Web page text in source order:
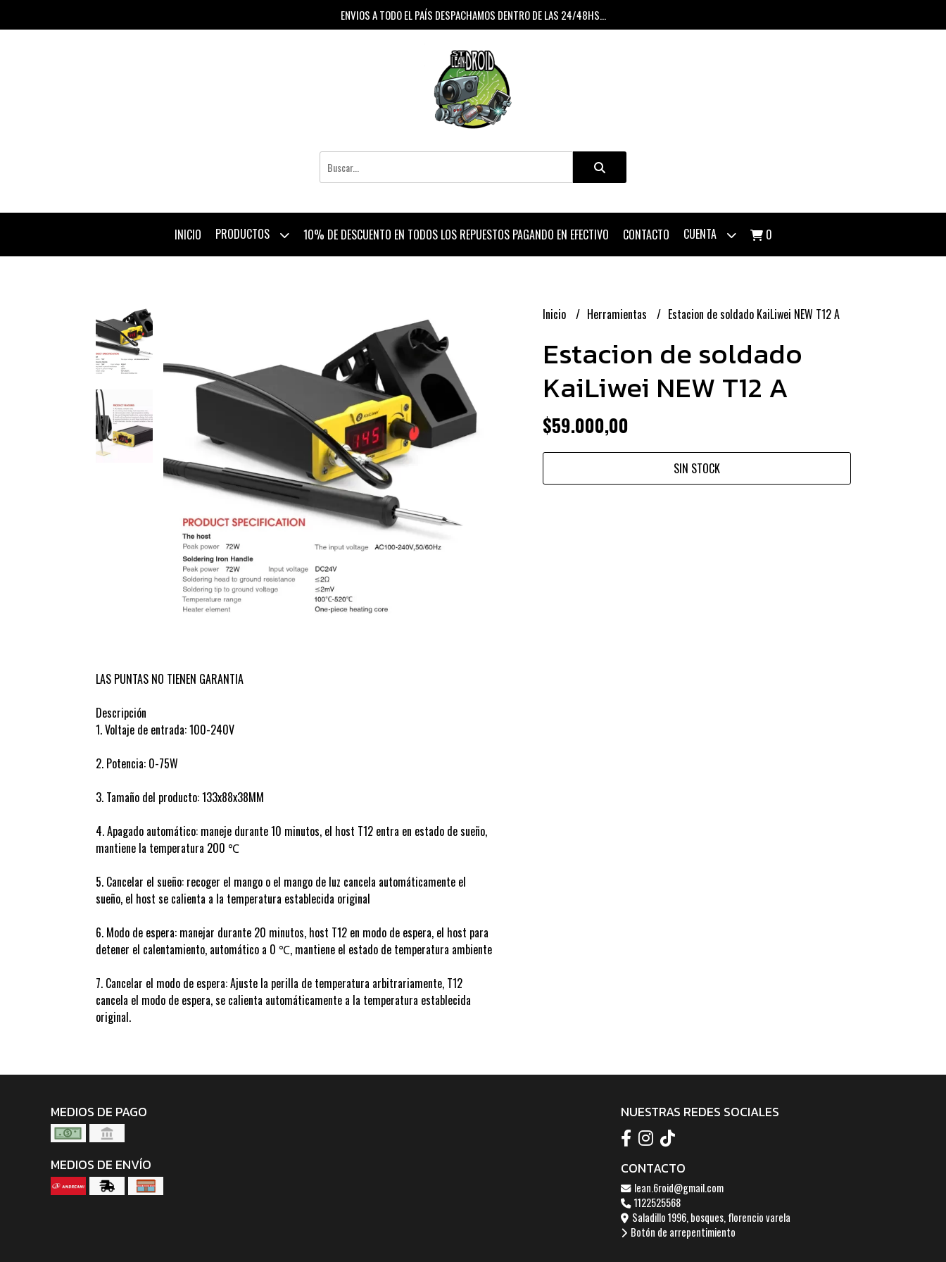
ENVIOS A TODO EL PAÍS DESPACHAMOS DENTRO DE LAS 24/48HS...
INICIO PRODUCTOS 10% DE DESCUENTO EN TODOS LOS REPUESTOS PAGANDO EN EFECTIVO CONTACTO CUENTA 0
LAS PUNTAS NO TIENEN GARANTIA
Descripción
1. Voltaje de entrada: 100-240V
2. Potencia: 0-75W
3. Tamaño del producto: 133x88x38MM
4. Apagado automático: maneje durante 10 minutos, el host T12 entra en estado de sueño,
mantiene la temperatura 200 ℃
5. Cancelar el sueño: recoger el mango o el mango de luz cancela automáticamente el
sueño, el host se calienta a la temperatura establecida original
6. Modo de espera: manejar durante 20 minutos, host T12 en modo de espera, el host para
detener el calentamiento, automático a 0 ℃, mantiene el estado de temperatura ambiente
7. Cancelar el modo de espera: Ajuste la perilla de temperatura arbitrariamente, T12
cancela el modo de espera, se calienta automáticamente a la temperatura establecida
original.
Inicio Herramientas Estacion de soldado KaiLiwei NEW T12 A
Estacion de soldado
KaiLiwei NEW T12 A
$59.000,00
SIN STOCK
MEDIOS DE PAGO
MEDIOS DE ENVÍO
NUESTRAS REDES SOCIALES
CONTACTO
lean.6roid@gmail.com
1122525568
Saladillo 1996, bosques, florencio varela
Botón de arrepentimiento